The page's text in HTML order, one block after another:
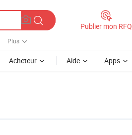
Plus
Publier mon RFQ
Acheteur Aide Apps